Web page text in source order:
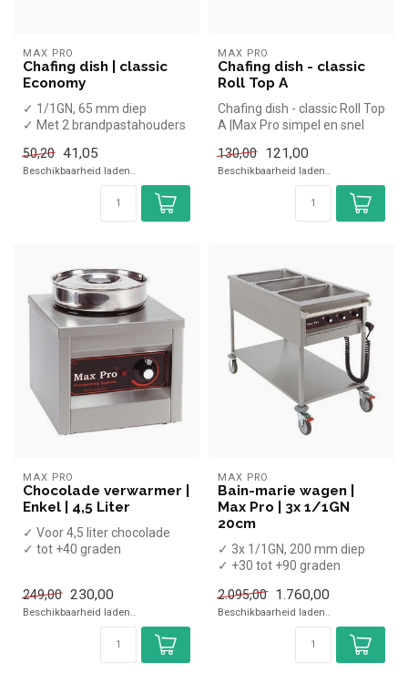
MAX PRO
Chafing dish | classic
Economy
✓ 1/1GN, 65 mm diep
✓ Met 2 brandpastahouders
50,20 41,05
Beschikbaarheid laden..
MAX PRO
Chafing dish - classic
Roll Top A
Chafing dish - classic Roll Top
A |Max Pro simpel en snel
130,00
121,00
Beschikbaarheid laden..
MAX PRO
Chocolade verwarmer |
Enkel | 4,5 Liter
✓ Voor 4,5 liter chocolade
✓ tot +40 graden
249,00 230,00
Beschikbaarheid laden..
MAX PRO
Bain-marie wagen |
Max Pro | 3x 1/1GN
20cm
✓ 3x 1/1GN, 200 mm diep
✓ +30 tot +90 graden
✓ Breedte 60 ...
2.095,00 1.760,00
Beschikbaarheid laden..